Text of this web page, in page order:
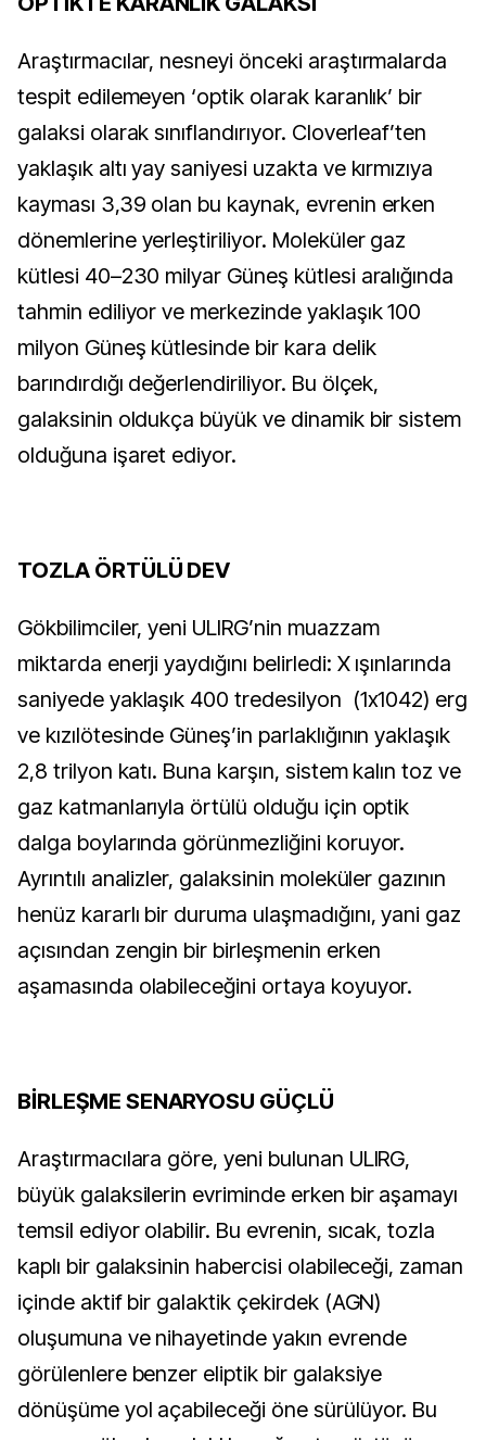
Araştırmacılar, nesneyi önceki araştırmalarda
tespit edilemeyen ‘optik olarak karanlık’ bir
galaksi olarak sınıflandırıyor. Cloverleaf’ten
yaklaşık altı yay saniyesi uzakta ve kırmızıya
kayması 3,39 olan bu kaynak, evrenin erken
dönemlerine yerleştiriliyor. Moleküler gaz
kütlesi 40–230 milyar Güneş kütlesi aralığında
tahmin ediliyor ve merkezinde yaklaşık 100
milyon Güneş kütlesinde bir kara delik
barındırdığı değerlendiriliyor. Bu ölçek,
galaksinin oldukça büyük ve dinamik bir sistem
olduğuna işaret ediyor.
TOZLA ÖRTÜLÜ DEV
Gökbilimciler, yeni ULIRG’nin muazzam
miktarda enerji yaydığını belirledi: X ışınlarında
saniyede yaklaşık 400 tredesilyon (1x1042) erg
ve kızılötesinde Güneş’in parlaklığının yaklaşık
2,8 trilyon katı. Buna karşın, sistem kalın toz ve
gaz katmanlarıyla örtülü olduğu için optik
dalga boylarında görünmezliğini koruyor.
Ayrıntılı analizler, galaksinin moleküler gazının
henüz kararlı bir duruma ulaşmadığını, yani gaz
açısından zengin bir birleşmenin erken
aşamasında olabileceğini ortaya koyuyor.
BİRLEŞME SENARYOSU GÜÇLÜ
Araştırmacılara göre, yeni bulunan ULIRG,
büyük galaksilerin evriminde erken bir aşamayı
temsil ediyor olabilir. Bu evrenin, sıcak, tozla
kaplı bir galaksinin habercisi olabileceği, zaman
içinde aktif bir galaktik çekirdek (AGN)
oluşumuna ve nihayetinde yakın evrende
görülenlere benzer eliptik bir galaksiye
dönüşüme yol açabileceği öne sürülüyor. Bu